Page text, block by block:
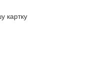
картку